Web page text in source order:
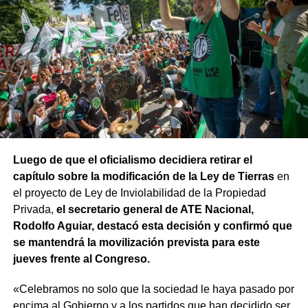
Luego de que el oficialismo decidiera retirar el
capítulo sobre la modificación de la Ley de Tierrasen
el proyecto de Ley de Inviolabilidad de la Propiedad
Privada, el secretario general de ATE Nacional,
Rodolfo Aguiar, destacó esta decisión y confirmó que
se mantendrá la movilización prevista para este
jueves frente al Congreso.
«Celebramos no solo que la sociedad le haya pasado por
encima al Gobierno y a los partidos que han decidido ser